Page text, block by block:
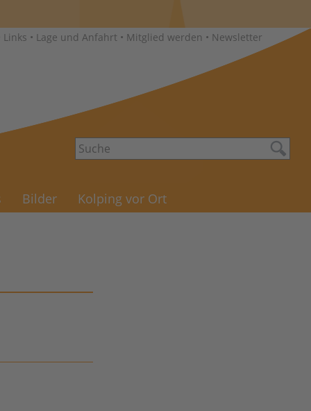
Links • Lage und Anfahrt • Mitglied werden • Newsletter
Bilder Kolping vor Ort